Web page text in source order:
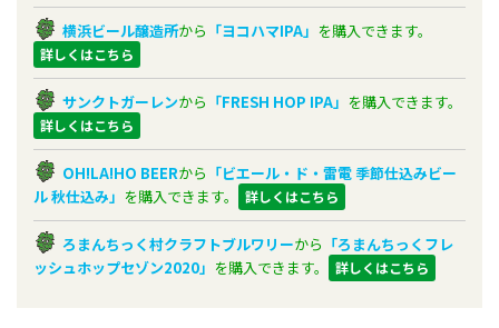
横浜ビール醸造所から 「ヨコハマIPA」 を購入できます。
詳しくはこちら
サンクトガーレンから 「FRESH HOP IPA」 を購入できます。
詳しくはこちら
OH!LA!HO BEERから 「ビエール・ド・雷電 季節仕込みビー
ル 秋仕込み」 を購入できます。 詳しくはこちら
ろまんちっく村クラフトブルワリーから 「ろまんちっくフレ
ッシュホップセゾン2020」 を購入できます。 詳しくはこちら